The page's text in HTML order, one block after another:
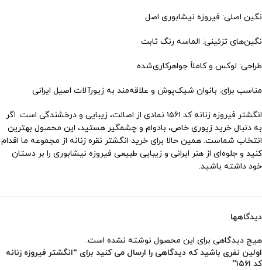
نگین اصلی: فیروزه نیشابوری اصل
نگین‌های تزئینی: الماسه رنگ ثابت
طراحی: لوکس و کاملاً جواهرکاری‌شده
مناسب برای: بانوان شیک‌پوش و علاقه‌مند به زیورآلات اصیل ایرانی
انگشتر فیروزه زنانه کد ۱۵۶۱ نمادی از اصالت، زیبایی و درخشندگی است. اگر
به دنبال خرید زیوری خاص، بادوام و چشمگیر هستید، این محصول بهترین
انتخاب شماست. همین حالا برای خرید انگشتر نقره زنانه از مجموعه ما اقدام
کنید و جلوه‌ای از هنر ایرانی و زیبایی طبیعی فیروزه نیشابوری را بر دستان
خود داشته باشید.
دیدگاهها
هیچ دیدگاهی برای این محصول نوشته نشده است.
اولین نفری باشید که دیدگاهی را ارسال می کنید برای “انگشتر فیروزه زنانه
کد ۱۵۶۱”